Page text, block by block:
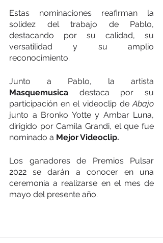
Estas nominaciones reafirman la
solidez del trabajo de Pablo,
destacando por su calidad, su
versatilidad y su amplio
reconocimiento.
Masquemusica destaca por su
participación en el videoclip de Abajo
junto a Bronko Yotte y Ambar Luna,
dirigido por Camila Grandi, el que fue
nominado a Mejor Videoclip.
Los ganadores de Premios Pulsar
2022 se darán a conocer en una
ceremonia a realizarse en el mes de
mayo del presente año.